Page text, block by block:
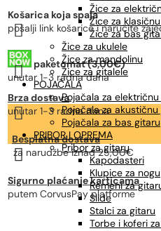
Žice za
Žice za
Žice za bas
Žice za ukulele
Žice za mandolinu
Žice za gitalele
POJAČALA
Pojačala za
Pojačala za akustičnu
Pojačala za bas gitaru
PRIBOR I OPREMA
Pribor za gitaru
Kapodasteri
Klupice za nogu
Remeni za
Slide
Stalci za gitaru
Torbe i koferi
Košarica koja spaja
pošalji link košarice i naručite

paketomat (3,00€)
unutar 1-3 radna dana

Brza dostava
unutar 1-3 radna dana

Besplatna dostava
za narudžbeiznad 25,00€

Sigurno plaćanje karticama
putem CorvusPay platforme